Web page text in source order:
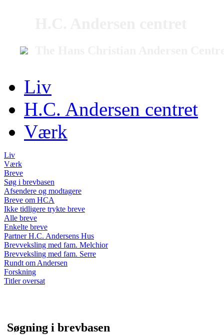
Liv
H.C. Andersen centret
Værk
Liv
Værk
Breve
Søg i brevbasen
Afsendere og modtagere
Breve om HCA
Ikke tidligere trykte breve
Alle breve
Enkelte breve
Partner H.C. Andersens Hus
Brevveksling med fam. Melchior
Brevveksling med fam. Serre
Rundt om Andersen
Forskning
Titler oversat
Søgning i brevbasen